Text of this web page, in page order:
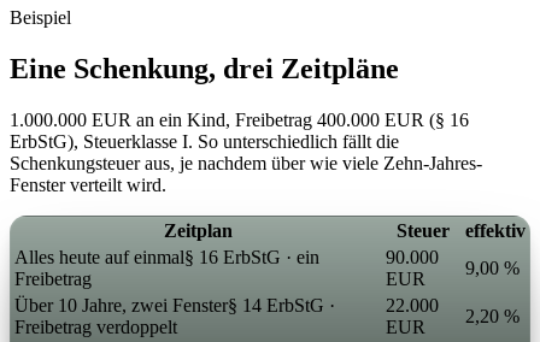
Beispiel
Eine Schenkung, drei Zeitpläne
1.000.000 EUR an ein Kind, Freibetrag 400.000 EUR (§ 16
ErbStG), Steuerklasse I. So unterschiedlich fällt die
Schenkungsteuer aus, je nachdem über wie viele Zehn-Jahres-
Fenster verteilt wird.
Zeitplan Steuer
effektiv
Alles heute auf einmal§ 16 ErbStG · ein
Freibetrag
90.000
EUR
9,00 %
Über 10 Jahre, zwei Fenster§ 14 ErbStG ·
Freibetrag verdoppelt
22.000
EUR
2,20 %